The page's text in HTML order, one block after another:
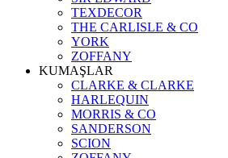
TEXDECOR
THE CARLISLE & CO
YORK
ZOFFANY
KUMAŞLAR
CLARKE & CLARKE
HARLEQUIN
MORRIS & CO
SANDERSON
SCION